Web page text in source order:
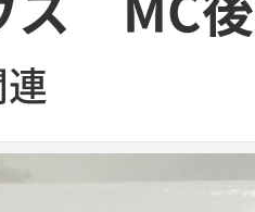
ス MC
連